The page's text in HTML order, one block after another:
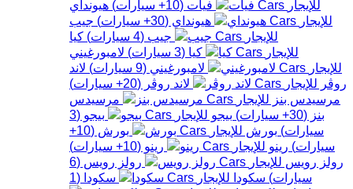
فيات (
10+ سيارات) هيونداي
هيونداي (
30+ سيارات) جيب
جيب (
4 سيارات) كيا
كيا (
3 سيارات) لامبورغيني
لامبورغيني (
9 سيارات) لاند
روڤر
لاند روڤر (
20+ سيارات)
مرسيدس بنز
مرسيدس
بنز (
30+ سيارات) بيجو بيجو (
3
سيارات) بورش بورش (
10+
سيارات) رينو رينو (
10+ سيارات)
رولز رويس
رولز رويس (
6
سيارات) سكودا سكودا (
1